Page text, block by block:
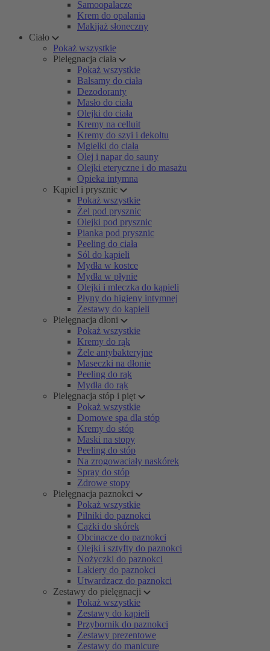
Samoopalacze
Krem do opalania
Makijaż słoneczny
Ciało
Pokaż wszystkie
Pielęgnacja ciała
Pokaż wszystkie
Balsamy do ciała
Dezodoranty
Masło do ciała
Olejki do ciała
Kremy na celluit
Kremy do szyi i dekoltu
Mgiełki do ciała
Olej i napar do sauny
Olejki eteryczne i do masażu
Opieka intymna
Kąpiel i prysznic
Pokaż wszystkie
Żel pod prysznic
Olejki pod prysznic
Pianka pod prysznic
Peeling do ciała
Sól do kąpieli
Mydła w kostce
Mydła w płynie
Olejki i mleczka do kąpieli
Płyny do higieny intymnej
Zestawy do kąpieli
Pielęgnacja dłoni
Pokaż wszystkie
Kremy do rąk
Żele antybakteryjne
Maseczki na dłonie
Peeling do rąk
Mydła do rąk
Pielęgnacja stóp i pięt
Pokaż wszystkie
Domowe spa dla stóp
Kremy do stóp
Maski na stopy
Peeling do stóp
Na zrogowaciały naskórek
Spray do stóp
Zdrowe stopy
Pielęgnacja paznokci
Pokaż wszystkie
Pilniki do paznokci
Cążki do skórek
Obcinacze do paznokci
Olejki i sztyfty do paznokci
Nożyczki do paznokci
Lakiery do paznokci
Utwardzacz do paznokci
Zestawy do pielęgnacji
Pokaż wszystkie
Zestawy do kąpieli
Przybornik do paznokci
Zestawy prezentowe
Zestawy do manicure